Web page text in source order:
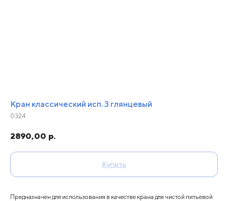
Кран классический исп. 3 глянцевый
0324
2890,00 р.
Купить
Предназначен для использования в качестве крана для чистой питьевой